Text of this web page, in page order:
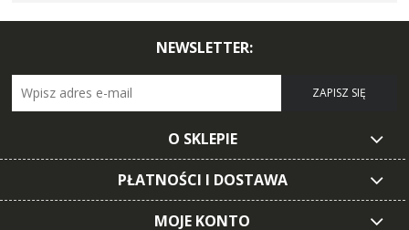
NEWSLETTER:
ZAPISZ SIĘ
O SKLEPIE
PŁATNOŚCI I DOSTAWA
MOJE KONTO